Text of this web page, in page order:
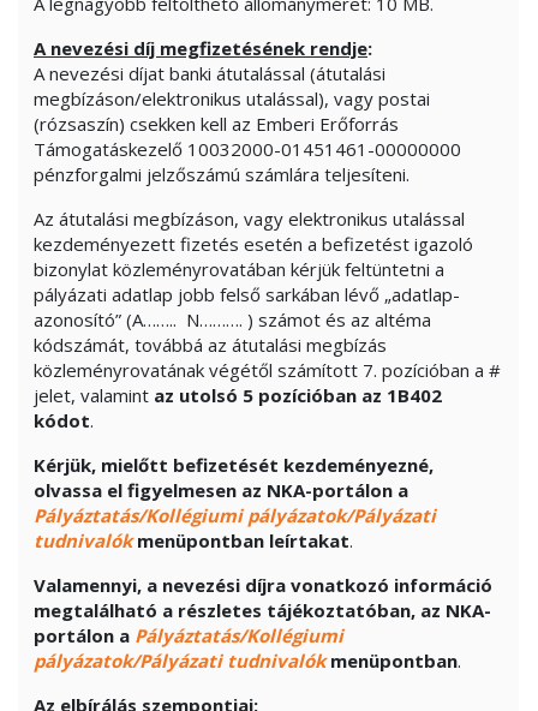
A nevezési díj megfizetésének rendje:
A nevezési díjat banki átutalással (átutalási
megbízáson/elektronikus utalással), vagy postai
(rózsaszín) csekken kell az Emberi Erőforrás
Támogatáskezelő 10032000-01451461-00000000
pénzforgalmi jelzőszámú számlára teljesíteni.
Az átutalási megbízáson, vagy elektronikus utalással
kezdeményezett fizetés esetén a befizetést igazoló
bizonylat közleményrovatában kérjük feltüntetni a
pályázati adatlap jobb felső sarkában lévő „adatlap-
azonosító” (A…….. N………. ) számot és az altéma
kódszámát, továbbá az átutalási megbízás
közleményrovatának végétől számított 7. pozícióban a #
jelet, valamint az utolsó 5 pozícióban az 1B402
kódot.
Kérjük, mielőtt befizetését kezdeményezné,
olvassa el figyelmesen az NKA-portálon a
Pályáztatás/Kollégiumi pályázatok/Pályázati
tudnivalók menüpontban leírtakat.
Valamennyi, a nevezési díjra vonatkozó információ
megtalálható a részletes tájékoztatóban, az NKA-
portálon a Pályáztatás/Kollégiumi
pályázatok/Pályázati tudnivalók menüpontban.
Az elbírálás szempontjai: